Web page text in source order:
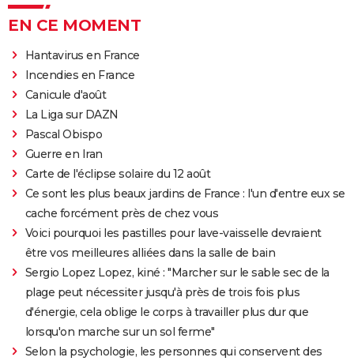
EN CE MOMENT
Hantavirus en France
Incendies en France
Canicule d'août
La Liga sur DAZN
Pascal Obispo
Guerre en Iran
Carte de l'éclipse solaire du 12 août
Ce sont les plus beaux jardins de France : l'un d'entre eux se
cache forcément près de chez vous
Voici pourquoi les pastilles pour lave-vaisselle devraient
être vos meilleures alliées dans la salle de bain
Sergio Lopez Lopez, kiné : "Marcher sur le sable sec de la
plage peut nécessiter jusqu'à près de trois fois plus
d'énergie, cela oblige le corps à travailler plus dur que
lorsqu'on marche sur un sol ferme"
Selon la psychologie, les personnes qui conservent des